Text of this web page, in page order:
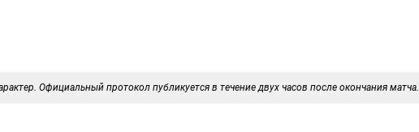
Официальный протокол публикуется в течение двух часов после окончания матча.